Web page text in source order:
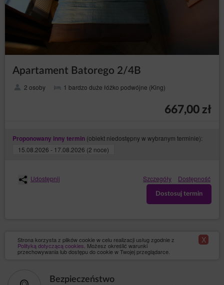
Apartament Batorego 2/4B
2 osoby 1 bardzo duże łóżko podwójne (King)
667,00 zł
Proponowany inny termin (obiekt niedostępny w wybranym terminie):
15.08.2026 - 17.08.2026 (2 noce)
Udostępnij Szczegóły Dostępność
Dostosuj termin
Strona korzysta z plików cookie w celu realizacji usług zgodnie z
Polityką dotyczącą cookies. Możesz określić warunki
przechowywania lub dostępu do cookie w Twojej przeglądarce.
X
Bezpieczeństwo